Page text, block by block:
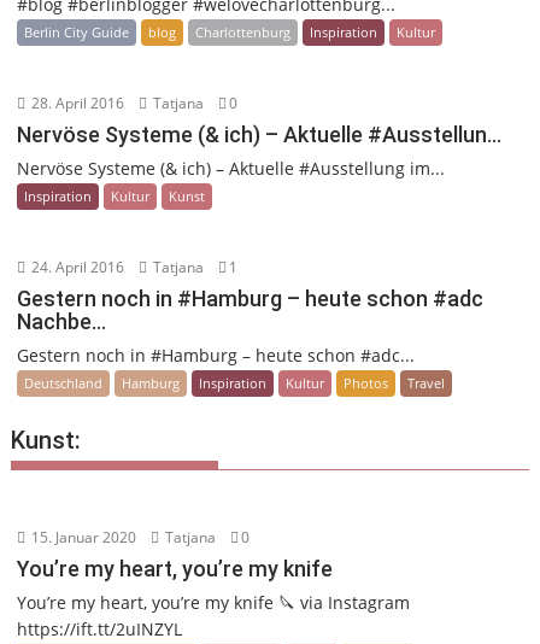
Berlin City Guide blog Charlottenburg Inspiration Kultur
28. April 2016 Tatjana 0
Nervöse Systeme (& ich) – Aktuelle #Ausstellun…
Nervöse Systeme (& ich) – Aktuelle #Ausstellung im...
Inspiration Kultur Kunst
24. April 2016 Tatjana 1
Gestern noch in #Hamburg – heute schon #adc
Nachbe…
Gestern noch in #Hamburg – heute schon #adc...
Deutschland Hamburg Inspiration Kultur Photos Travel
Kunst:
15. Januar 2020 Tatjana 0
You’re my heart, you’re my knife
You’re my heart, you’re my knife 🔪 via Instagram
https://ift.tt/2uINZYL